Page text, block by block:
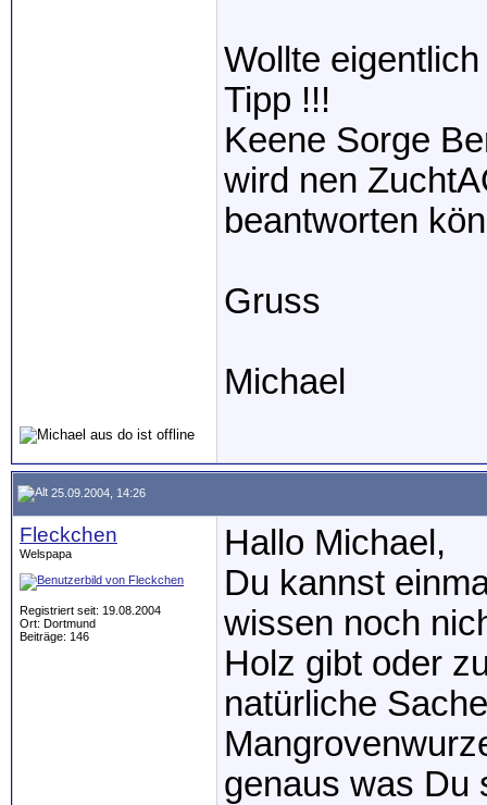
Wollte
Tipp !!!
Keene Sorge
wird nen
beantworten
Gruss
Michael
25.09.2004, 14:26
Fleckchen
Welspapa
Registriert seit: 19.08.2004
Ort: Dortmund
Beiträge: 146
Hallo Michael,
Du kannst
wissen noch
Holz gibt oder
natürliche
genaus was Du